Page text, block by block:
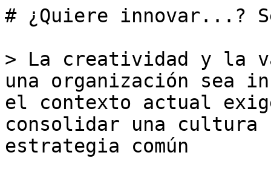
# ¿Quiere innovar...?
> La creatividad y la
una organización sea
el contexto actual
consolidar una cultura
estrategia común